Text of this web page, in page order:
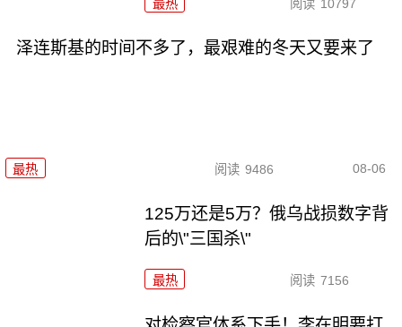
最热 阅读 10797
泽连斯基的时间不多了，最艰难的冬天又要来了
最热 阅读 9486 08-06
125万还是5万？俄乌战损数字背
后的\"三国杀\"
最热 阅读 7156